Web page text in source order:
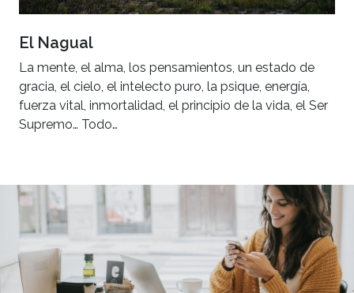
El Nagual
La mente, el alma, los pensamientos, un estado de
gracia, el cielo, el intelecto puro, la psique, energía,
fuerza vital, inmortalidad, el principio de la vida, el Ser
Supremo… Todo…